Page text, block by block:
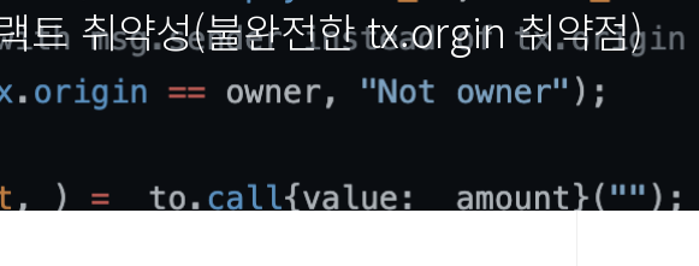
트 취약성(불완전한 tx.orgin 취약점)